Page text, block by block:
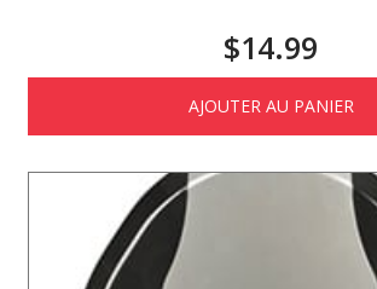
$14.99
AJOUTER AU PANIER